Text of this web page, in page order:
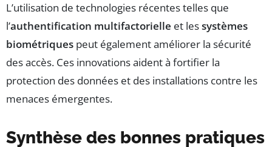
L’utilisation de technologies récentes telles que
l’authentification multifactorielle et lessystèmes
biométriques peut également améliorer la sécurité
des accès. Ces innovations aident à fortifier la
protection des données et des installations contre les
menaces émergentes.
Synthèse des bonnes pratiques